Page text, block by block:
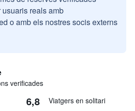
reals amb
o amb els nostres socis externs
verificades
6,8 Viatgers en solitari